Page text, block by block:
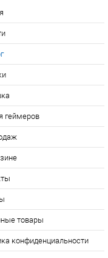
геймеров
товары
конфиденциальности